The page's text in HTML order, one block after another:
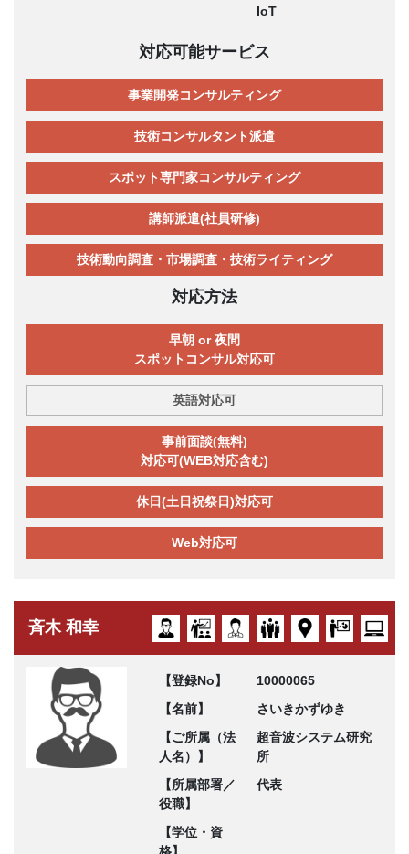
IoT
対応可能サービス
事業開発コンサルティング
技術コンサルタント派遣
スポット専門家コンサルティング
講師派遣(社員研修)
技術動向調査・市場調査・技術ライティング
対応方法
早朝 or 夜間
スポットコンサル対応可
英語対応可
事前面談(無料)
対応可(WEB対応含む)
休日(土日祝祭日)対応可
Web対応可
斉木 和幸
【登録No】
10000065
【名前】
さいきかずゆき
【ご所属（法
人名）】
超音波システム研究
所
【所属部署／
役職】
代表
【学位・資